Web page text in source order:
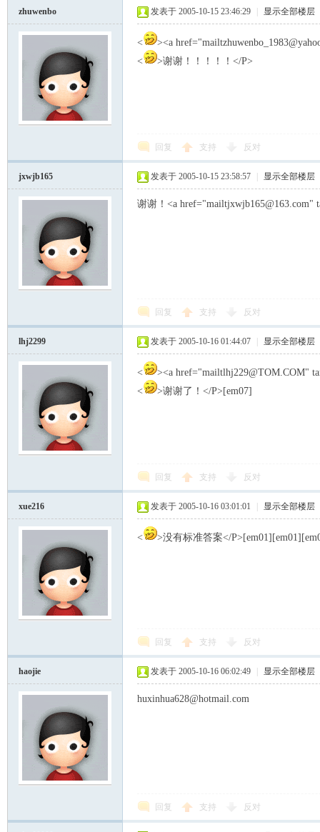
zhuwenbo 发表于 2005-10-15 23:46:29 显示全部楼层
<
><a
<
>谢谢！！！！！</P>
回复 支持 反对
jxwjb165 发表于 2005-10-15 23:58:57 显示全部楼层
谢谢！<a href="mailtjxwjb165@163.com"
回复 支持 反对
lhj2299 发表于 2005-10-16 01:44:07 显示全部楼层
<
><a href="mailtlhj229@TOM.COM"
<
>谢谢了！</P>[em07]
回复 支持 反对
xue216 发表于 2005-10-16 03:01:01 显示全部楼层
< >没有标准答案</
回复 支持 反对
haojie 发表于 2005-10-16 06:02:49 显示全部楼层
huxinhua628@hotmail.com
回复 支持 反对